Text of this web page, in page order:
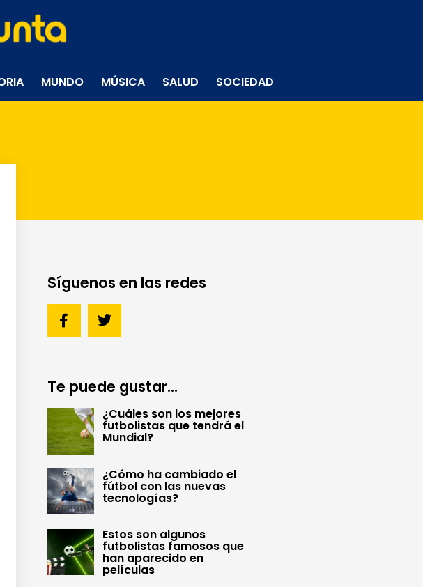
MUNDO MÚSICA SALUD SOCIEDAD
Síguenos en las redes
Te puede gustar...
¿Cuáles son los mejores
futbolistas que tendrá el
Mundial?
¿Cómo ha cambiado el
fútbol con las nuevas
tecnologías?
Estos son algunos
futbolistas famosos que
han aparecido en
películas